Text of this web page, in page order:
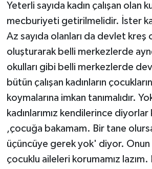
Yeterli sayıda kadın çalışan olan
mecburiyeti getirilmelidir. İster
Az sayıda olanları da devlet kreş
oluşturarak belli merkezlerde
okulları gibi belli merkezlerde
bütün çalışan kadınların
koymalarına imkan tanımalıdır.
kadınlarımız kendilerince diyorlar
,çocuğa bakamam. Bir tane
üçüncüye gerek yok' diyor. Onun
çocuklu aileleri korumamız lazım.